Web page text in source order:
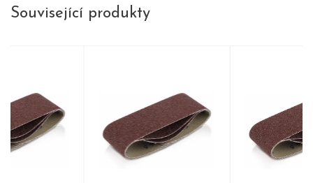
Související produkty